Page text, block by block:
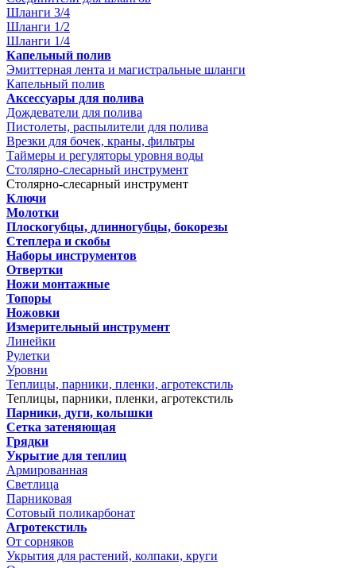
Шланги 3/4
Шланги 1/2
Шланги 1/4
Капельный полив
Эмиттерная лента и магистральные шланги
Капельный полив
Аксессуары для полива
Дождеватели для полива
Пистолеты, распылители для полива
Врезки для бочек, краны, фильтры
Таймеры и регуляторы уровня воды
Столярно-слесарный инструмент
Столярно-слесарный инструмент
Ключи
Молотки
Плоскогубцы, длинногубцы, бокорезы
Степлера и скобы
Наборы инструментов
Отвертки
Ножи монтажные
Топоры
Ножовки
Измерительный инструмент
Линейки
Рулетки
Уровни
Теплицы, парники, пленки, агротекстиль
Теплицы, парники, пленки, агротекстиль
Парники, дуги, колышки
Сетка затеняющая
Грядки
Укрытие для теплиц
Армированная
Светлица
Парниковая
Сотовый поликарбонат
Агротекстиль
От сорняков
Укрытия для растений, колпаки, круги